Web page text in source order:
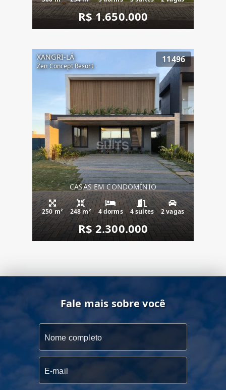
R$ 1.650.000
XANGRI-LÁ
Zen Concept Resort
11496
CASAS EM CONDOMÍNIO
250 m² 248 m² 4 dorms 4 suítes 2 vagas
R$ 2.300.000
Fale mais sobre você